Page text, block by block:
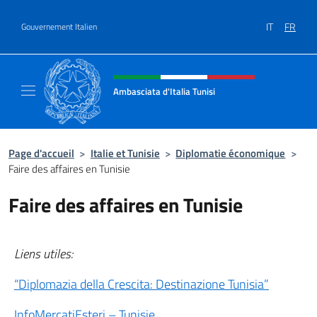
Gouvernement Italien IT FR
Site Web, social et en-tête de
Ambasciata d'Italia Tunisi
Page d'accueil > Italie et Tunisie > Diplomatie économique >
Faire des affaires en Tunisie
Faire des affaires en Tunisie
Liens utiles:
“Diplomazia della Crescita: Destinazione Tunisia”